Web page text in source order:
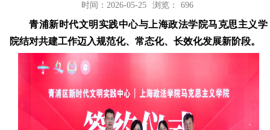
时间：2026-05-25 浏览： 696
青浦新时代文明实践中心与上海政法学院马克思主义学
院结对共建工作迈入规范化、常态化、长效化发展新阶段。